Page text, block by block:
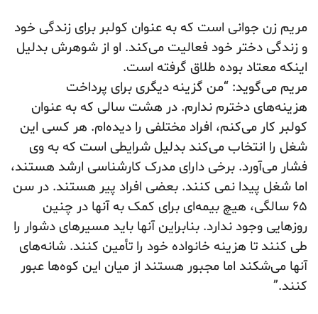
مریم زن جوانی است که به عنوان کولبر برای زندگی خود
و زندگی دختر خود فعالیت می‌کند. او از شوهرش بدلیل
اینکه معتاد بوده طلاق گرفته است.
مریم می‌گوید: “من گزینه دیگری برای پرداخت
هزینه‌های دخترم ندارم. در هشت سالی که به عنوان
کولبر کار می‌کنم، افراد مختلفی را دیده‌ام. هر کسی این
شغل را انتخاب می‌کند بدلیل شرایطی است که به وی
فشار ‌می‌آورد. برخی دارای مدرک کارشناسی ارشد هستند،
اما شغل پیدا نمی کنند. بعضی افراد پیر هستند. در سن
۶۵ سالگی، هیچ بیمه‌ای برای کمک به آنها در چنین
روزهایی وجود ندارد. بنابراین آنها باید مسیرهای دشوار را
طی کنند تا هزینه‌ خانواده خود را تأمین کنند. شانه‌های
آنها می‌شکند اما مجبور هستند از میان این کوه‌ها عبور
کنند.”